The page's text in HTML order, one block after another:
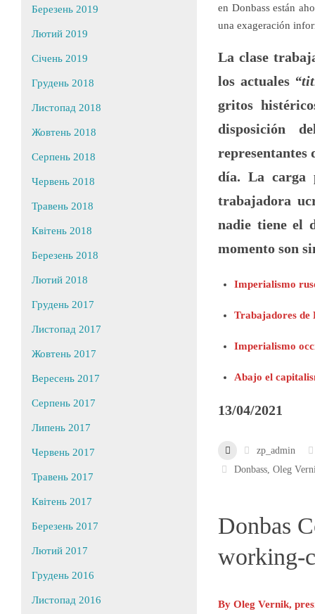
en Donbass están
una exageración
La clase
los actuales
gritos
disposición
representantes
día. La carga
trabajadora
nadie tiene el
momento son
Imperialismo
Trabajadores de
Imperialismo
Abajo el
13/04/2021
zp_admin
Donbass,Oleg
Donbas
working-
By Oleg Vernik,
Березень 2019
Лютий 2019
Січень 2019
Грудень 2018
Листопад 2018
Жовтень 2018
Серпень 2018
Червень 2018
Травень 2018
Квітень 2018
Березень 2018
Лютий 2018
Грудень 2017
Листопад 2017
Жовтень 2017
Вересень 2017
Серпень 2017
Липень 2017
Червень 2017
Травень 2017
Квітень 2017
Березень 2017
Лютий 2017
Грудень 2016
Листопад 2016